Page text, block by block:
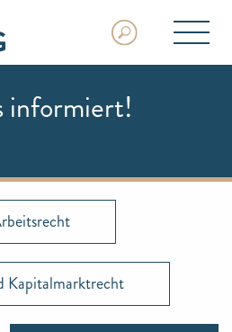
informiert!
Kapitalmarktrecht